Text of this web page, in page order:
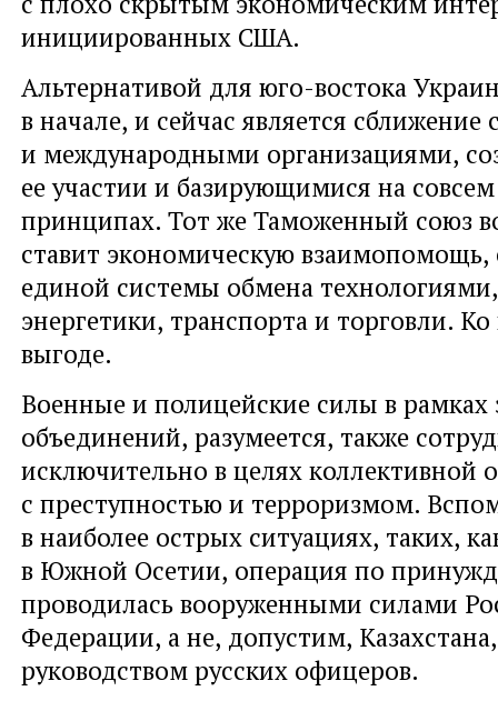
инициированных США.
Альтернативой для юго-востока
в начале, и сейчас является сближение
и международными организациями,
ее участии и базирующимися на
принципах. Тот же Таможенный союз во
ставит экономическую взаимопомощь,
единой системы обмена технологиями,
энергетики, транспорта и торговли.
выгоде.
Военные и полицейские силы в рамках
объединений, разумеется, также
исключительно в целях коллективной
с преступностью и терроризмом.
в наиболее острых ситуациях, таких,
в Южной Осетии, операция по
проводилась вооруженными силами
Федерации, а не, допустим, Казахстана,
руководством русских офицеров.